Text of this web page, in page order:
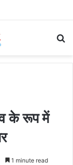
के रूप में
1 minute read